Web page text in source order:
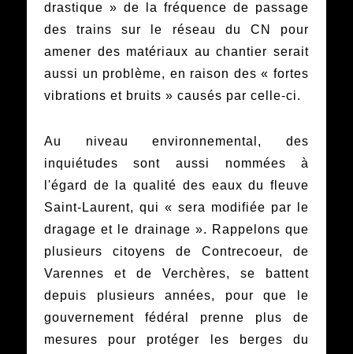
drastique » de la fréquence de passage
des trains sur le réseau du CN pour
amener des matériaux au chantier serait
aussi un problème, en raison des « fortes
vibrations et bruits » causés par celle-ci.
Au niveau environnemental, des
inquiétudes sont aussi nommées à
l'égard de la qualité des eaux du fleuve
Saint-Laurent, qui « sera modifiée par le
dragage et le drainage ». Rappelons que
plusieurs citoyens de Contrecoeur, de
Varennes et de Verchères, se battent
depuis plusieurs années, pour que le
gouvernement fédéral prenne plus de
mesures pour protéger les berges du